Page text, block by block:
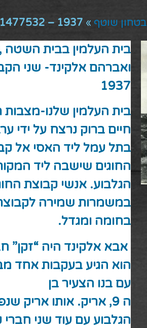
בטחון שוטף »
1937 – 1477532
בית העלמין בבית השטה
ואברהם אלקינד- שני
1937
בית העלמין שלנו-מצבות
חיים ברוק נרצח על ידי
בתל עמל ליד האסי אל
החוגים שישבה ליד
הגלבוע. אנשי קבוצת
במשמרות שמירה
בחומה ומגדל.
אבא אלקינד היה “זקן”
הוא הגיע בעקבות אחד
עם בנו הצעיר בן
הגלבוע עם עוד שני חברי